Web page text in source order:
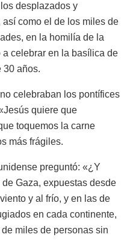
desplazados y
como el de los miles de
en la homilía de la
celebrar en la basílica de
30 años.
celebraban los pontífices
quiere que
toquemos la carne
más frágiles.
preguntó: «¿Y
Gaza, expuestas desde
y al frío, y en las de
en cada continente,
miles de personas sin